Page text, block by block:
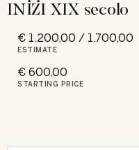
INIZI XIX secolo
€ 1.200,00 / 1.700,00
ESTIMATE
€ 600,00
STARTING PRICE